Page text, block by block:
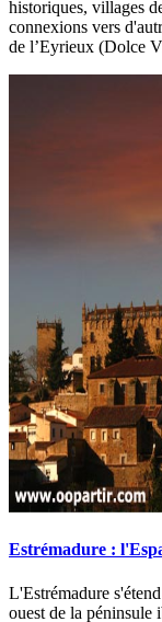
historiques, villages
connexions vers
de l’Eyrieux (Dolce
Estrémadure :
L'Estrémadure
ouest de la péninsule